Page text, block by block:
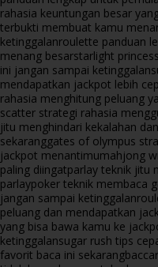
rahasia keuntungan besar
terbukti membuat kamu
ketinggalanroulette panduan
menang besarstarlight
ini jangan sampai ketinggalan
mendapatkan jackpot lebih
rahasia menghitung peluang
scatter strategi rahasia
jitu menghindari kekalahan
sekaranggates of olympus
jackpot menantimumahjong
paling diingatparlay teknik jitu
parlaypoker teknik membaca
jangan sampai ketinggalan
peluang dan mendapatkan
yang bisa bawa kamu ke
ketinggalansugar rush tips
favorit baca ini sekarang